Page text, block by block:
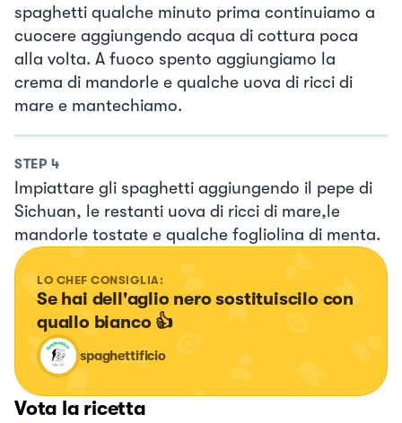
spaghetti qualche minuto prima continuiamo a
cuocere aggiungendo acqua di cottura poca
alla volta. A fuoco spento aggiungiamo la
crema di mandorle e qualche uova di ricci di
mare e mantechiamo.
STEP 4
Impiattare gli spaghetti aggiungendo il pepe di
Sichuan, le restanti uova di ricci di mare,le
mandorle tostate e qualche fogliolina di menta.
LO CHEF CONSIGLIA:
Se hai dell'aglio nero sostituiscilo con
quallo bianco 👍
spaghettificio
Vota la ricetta